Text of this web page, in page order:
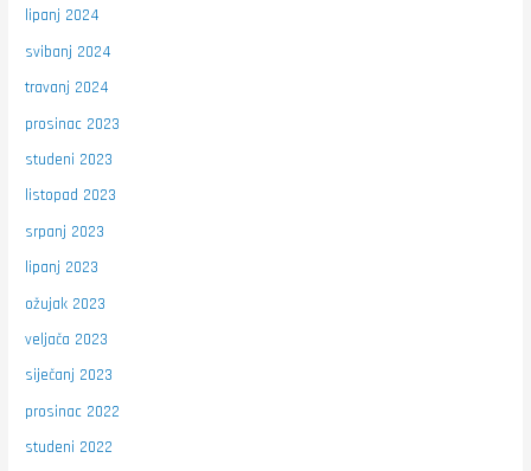
lipanj 2024
svibanj 2024
travanj 2024
prosinac 2023
studeni 2023
listopad 2023
srpanj 2023
lipanj 2023
ožujak 2023
veljača 2023
siječanj 2023
prosinac 2022
studeni 2022